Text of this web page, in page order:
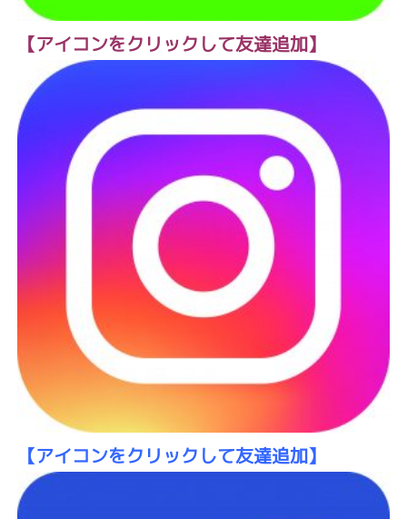
【アイコンをクリックして友達追加】
【アイコンをクリックして友達追加】